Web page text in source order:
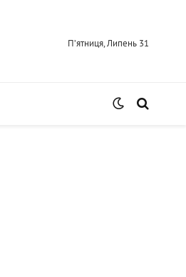
П’ятниця, Липень 31